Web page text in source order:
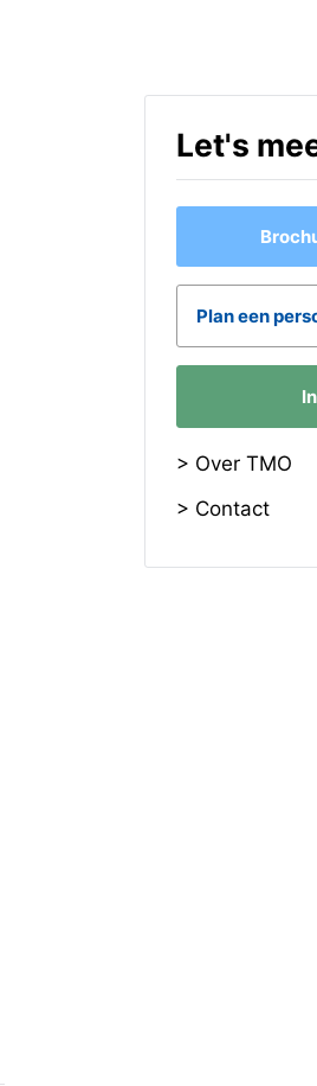
Let's
Plan een
> Over TMO
> Contact